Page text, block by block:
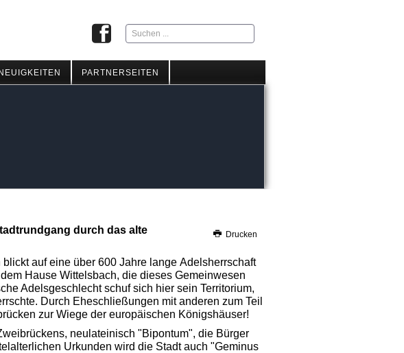
Suchen
...
NEUIGKEITEN PARTNERSEITEN
Drucken
durch das alte
auf eine über 600 Jahre lange Adelsherrschaft
Hause Wittelsbach, die dieses Gemeinwesen
Adelsgeschlecht schuf sich hier sein Territorium,
Durch Eheschließungen mit anderen zum Teil
zur Wiege der europäischen Königshäuser!
neulateinisch "Bipontum", die Bürger
Urkunden wird die Stadt auch "Geminus